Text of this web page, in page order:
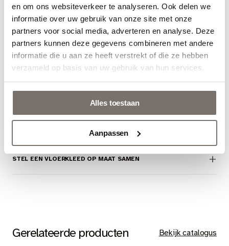
en om ons websiteverkeer te analyseren. Ook delen we
informatie over uw gebruik van onze site met onze
partners voor social media, adverteren en analyse. Deze
partners kunnen deze gegevens combineren met andere
informatie die u aan ze heeft verstrekt of die ze hebben
verzameld op basis van uw gebruik van hun services.
Alles toestaan
Aanpassen
Engels
Nederlands
Ontdek met de Belakos roomvisualisatie tool hoe deze
vloer, én deze kleur, in jouw ruimte staat en vraag gratis
stalen op.
STEL EEN VLOERKLEED OP MAAT SAMEN
Gerelateerde producten Bekijk catalogus